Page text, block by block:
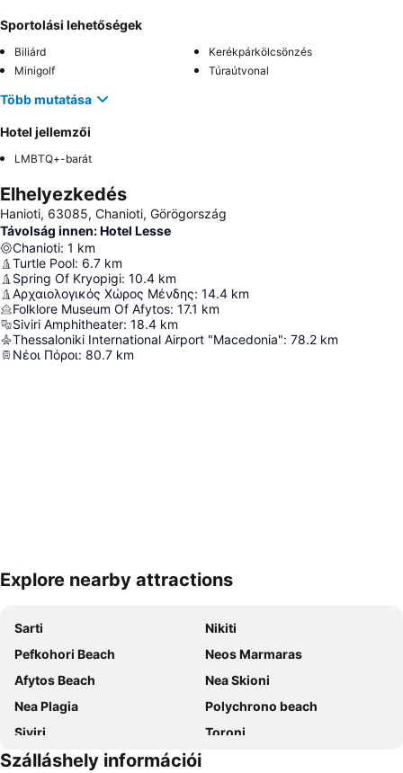
Sportolási lehetőségek
Biliárd
Kerékpárkölcsönzés
Minigolf
Túraútvonal
Több mutatása
Hotel jellemzői
LMBTQ+-barát
Elhelyezkedés
Hanioti, 63085, Chanioti, Görögország
Távolság innen: Hotel Lesse
Chanioti: 1 km
Turtle Pool: 6.7 km
Spring Of Kryopigi: 10.4 km
Αρχαιολογικός Χώρος Μένδης: 14.4 km
Folklore Museum Of Afytos: 17.1 km
Siviri Amphitheater: 18.4 km
Thessaloniki International Airport "Macedonia": 78.2 km
Νέοι Πόροι: 80.7 km
Nagy méretű térkép
Explore nearby attractions
Sarti
Nikiti
Pefkohori Beach
Neos Marmaras
Afytos Beach
Nea Skioni
Nea Plagia
Polychrono beach
Siviri
Toroni
Chalkidiki Proto Podi
Szálláshely információi